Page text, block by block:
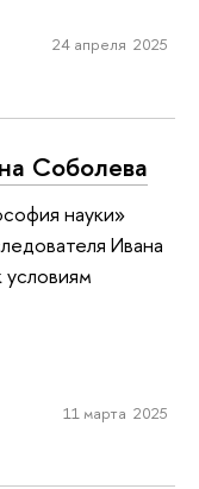
24 апреля 2025
Соболева
науки»
Ивана
11 марта 2025